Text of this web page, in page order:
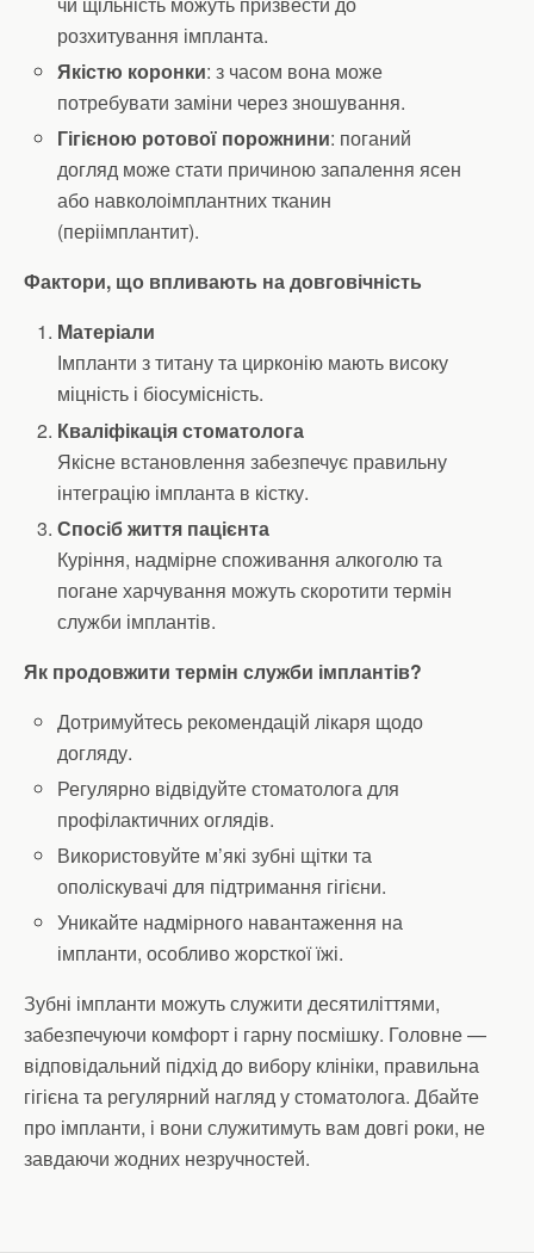
розхитування імпланта.
Якістю коронки: з часом вона може
потребувати заміни через зношування.
Гігієною ротової порожнини: поганий
догляд може стати причиною запалення ясен
або навколоімплантних тканин
(періімплантит).
Фактори, що впливають на довговічність
Матеріали
Імпланти з титану та цирконію мають високу
міцність і біосумісність.
Кваліфікація стоматолога
Якісне встановлення забезпечує правильну
інтеграцію імпланта в кістку.
Спосіб життя пацієнта
Куріння, надмірне споживання алкоголю та
погане харчування можуть скоротити термін
служби імплантів.
Як продовжити термін служби імплантів?
Дотримуйтесь рекомендацій лікаря щодо
догляду.
Регулярно відвідуйте стоматолога для
профілактичних оглядів.
Використовуйте м’які зубні щітки та
ополіскувачі для підтримання гігієни.
Уникайте надмірного навантаження на
імпланти, особливо жорсткої їжі.
Зубні імпланти можуть служити десятиліттями,
забезпечуючи комфорт і гарну посмішку. Головне —
відповідальний підхід до вибору клініки, правильна
гігієна та регулярний нагляд у стоматолога. Дбайте
про імпланти, і вони служитимуть вам довгі роки, не
завдаючи жодних незручностей.